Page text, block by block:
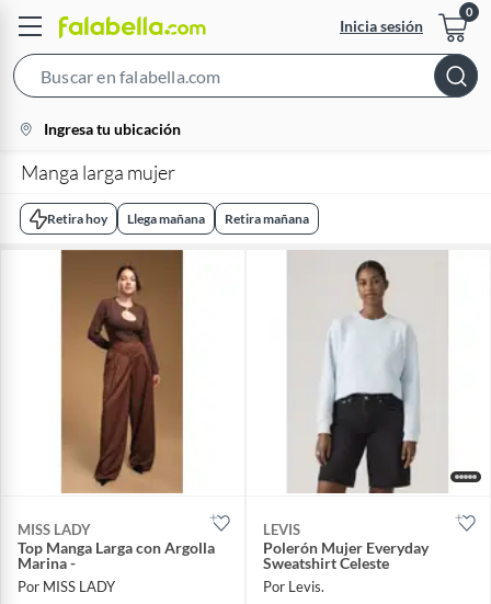
Inicia sesión
Bar
location-
icon
Ingresa tu ubicación
Manga larga mujer
Retira hoy Llega mañana Retira mañana
MISS LADY
Top Manga Larga con Argolla
Marina -
Por MISS LADY
LEVIS
Polerón Mujer Everyday
Sweatshirt Celeste
Por Levis.